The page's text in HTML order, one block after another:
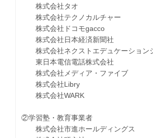
株式会社タオ
株式会社テクノカルチャー
株式会社ドコモgacco
株式会社日本経済新聞社
株式会社ネクストエデュケーション
東日本電信電話株式会社
株式会社メディア・ファイブ
株式会社Libry
株式会社WARK
②学習塾・教育事業者
株式会社市進ホールディングス